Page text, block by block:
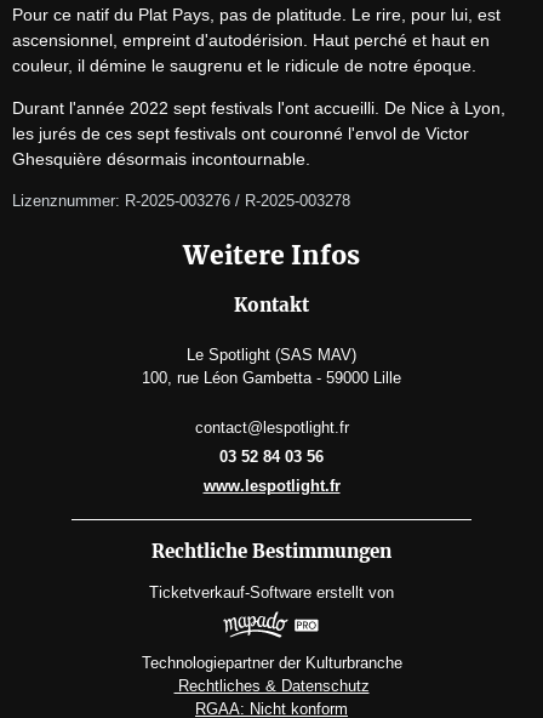
Pour ce natif du Plat Pays, pas de platitude. Le rire, pour lui, est
ascensionnel, empreint d'autodérision. Haut perché et haut en
couleur, il démine le saugrenu et le ridicule de notre époque.
Durant l'année 2022 sept festivals l'ont accueilli. De Nice à Lyon,
les jurés de ces sept festivals ont couronné l'envol de Victor
Ghesquière désormais incontournable.
Lizenznummer: R-2025-003276 / R-2025-003278
Weitere Infos
Kontakt
Le Spotlight (SAS MAV)
100, rue Léon Gambetta - 59000 Lille
contact@lespotlight.fr
03 52 84 03 56
www.lespotlight.fr
Rechtliche Bestimmungen
Ticketverkauf-Software erstellt von
Technologiepartner der Kulturbranche
Rechtliches & Datenschutz
RGAA: Nicht konform